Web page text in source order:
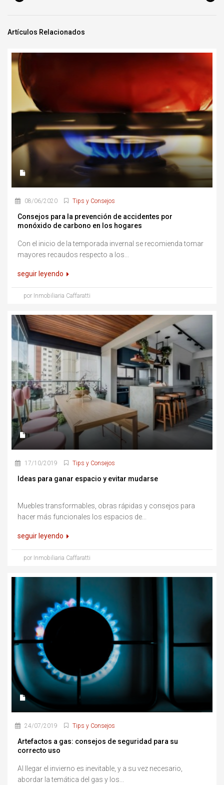
Artículos Relacionados
08/06/2020 Tips y Consejos
Consejos para la prevención de accidentes por
monóxido de carbono en los hogares
Con el inicio de la temporada invernal se recomienda tomar
mayores recaudos respecto a los...
seguir leyendo
por Inmobiliaria Caffaratti
17/10/2019 Tips y Consejos
Ideas para ganar espacio y evitar mudarse
Muebles transformables, obras rápidas y consejos para
hacer más funcionales los espacios de...
seguir leyendo
por Inmobiliaria Caffaratti
24/07/2019 Tips y Consejos
Artefactos a gas: consejos de seguridad para su
correcto uso
Al llegar el invierno es inevitable, y a su vez necesario,
abordar la temática del gas y los...